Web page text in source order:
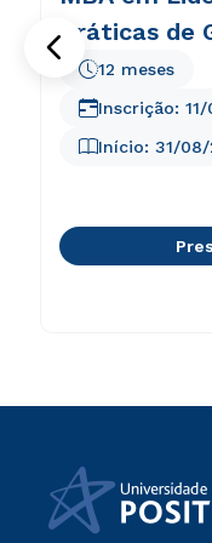
Práticas de
Início: 31/08/
12 meses
Inscrição: